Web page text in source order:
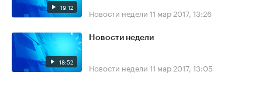
19:12 Новости недели 11 мар 2017, 13:26
18:52
Новости недели
Новости недели 11 мар 2017, 13:05